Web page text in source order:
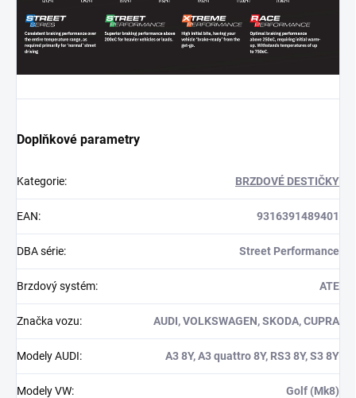
Doplňkové parametry
Kategorie: BRZDOVÉ DESTIČKY
EAN: 9316391489401
DBA série: Street Performance
Brzdový systém: ATE
Značka vozu: AUDI, VOLKSWAGEN, SKODA, CUPRA
Modely AUDI: A3 8Y, A3 quattro 8Y, RS3 8Y, S3 8Y
Modely VW: Golf (Mk8)